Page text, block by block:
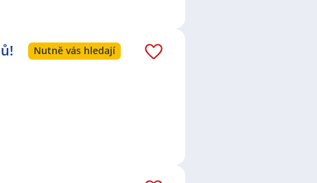
Nutně vás hledají